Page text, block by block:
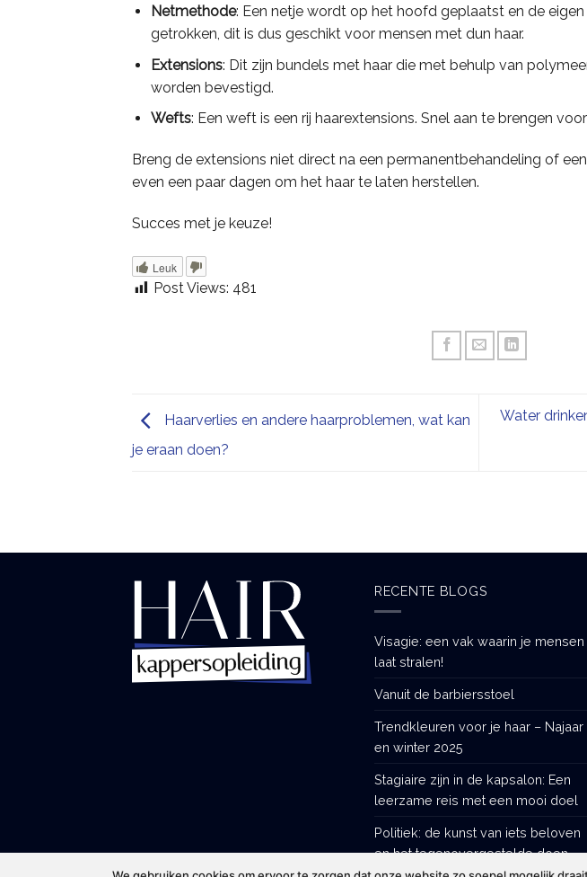
Netmethode: Een netje wordt op het hoofd geplaatst en de
getrokken, dit is dus geschikt voor mensen met dun haar.
Extensions: Dit zijn bundels met haar die met behulp van
worden bevestigd.
Wefts: Een weft is een rij haarextensions. Snel aan te brengen
Breng de extensions niet direct na een permanentbehandeling of
even een paar dagen om het haar te laten herstellen.
Succes met je keuze!
Leuk
Post Views: 481
Haarverlies en andere haarproblemen, wat kan
je eraan doen?
Water
RECENTE BLOGS
Visagie: een vak waarin je mensen
laat stralen!
Vanuit de barbiersstoel
Trendkleuren voor je haar – Najaar
en winter 2025
Stagiaire zijn in de kapsalon: Een
leerzame reis met een mooi doel
Politiek: de kunst van iets beloven
en het tegenovergestelde doen